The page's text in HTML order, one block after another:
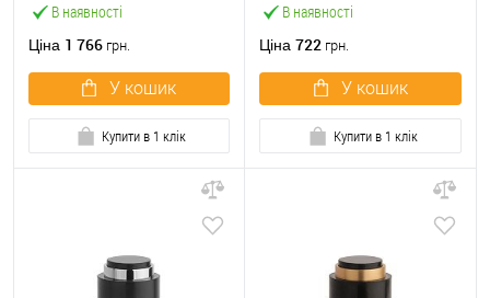
В наявності
Ціна 1 766 грн.
У кошик
Купити в 1 клік
В наявності
Ціна 722 грн.
У кошик
Купити в 1 клік